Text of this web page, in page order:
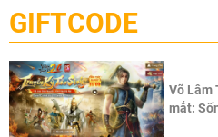
cầu, theo giấy phép chính
Pocketpair, Inc.
GIFTCODE
Võ Lâm
mắt: